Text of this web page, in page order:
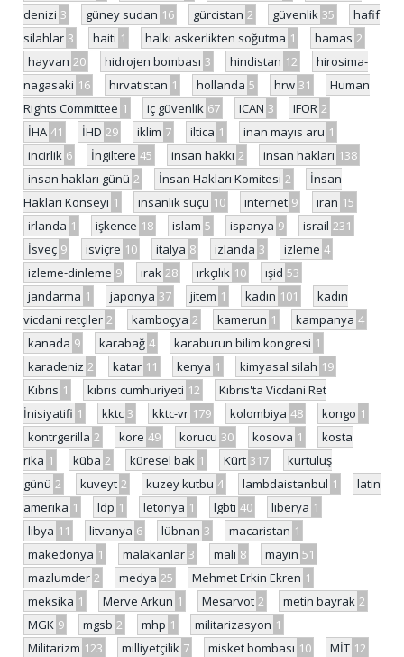
denizi 3 güney sudan 16 gürcistan 2 güvenlik 35
hafif
silahlar 3 haiti 1 halkı askerlikten soğutma 1 hamas 2
hayvan 20 hidrojen bombası 3 hindistan 12
hirosima-
nagasaki 16 hırvatistan 1 hollanda 5 hrw 31
Human
Rights Committee 1 iç güvenlik 67 ICAN 3 IFOR 2
İHA 41 İHD 29 iklim 7 iltica 1 inan mayıs aru 1
incirlik 6 İngiltere 45 insan hakkı 2 insan hakları 138
insan hakları günü 2 İnsan Hakları Komitesi 2
İnsan
Hakları Konseyi 1 insanlık suçu 10 internet 9 iran 15
irlanda 1 işkence 18 islam 5 ispanya 9 israil 231
İsveç 9 isviçre 10 italya 8 izlanda 3 izleme 4
izleme-dinleme 9 ırak 28 ırkçılık 10 ışid 53
jandarma 1 japonya 37 jitem 1 kadın 101
kadın
vicdani retçiler 2 kamboçya 2 kamerun 1 kampanya 4
kanada 9 karabağ 4 karaburun bilim kongresi 1
karadeniz 2 katar 11 kenya 1 kimyasal silah 19
Kıbrıs 1 kıbrıs cumhuriyeti 12
Kıbrıs'ta Vicdani Ret
İnisiyatifi 1 kktc 3 kktc-vr 179 kolombiya 48 kongo 1
kontrgerilla 2 kore 49 korucu 30 kosova 1
kosta
rika 1 küba 2 küresel bak 1 Kürt 317
kurtuluş
günü 2 kuveyt 2 kuzey kutbu 4 lambdaistanbul 1
latin
amerika 1 ldp 1 letonya 1 lgbti 40 liberya 1
libya 11 litvanya 6 lübnan 3 macaristan 1
makedonya 1 malakanlar 3 mali 8 mayın 51
mazlumder 2 medya 25 Mehmet Erkin Ekren 1
meksika 1 Merve Arkun 1 Mesarvot 2 metin bayrak 2
MGK 9 mgsb 2 mhp 1 militarizasyon 1
Militarizm 123 milliyetçilik 7 misket bombası 10 MİT 12